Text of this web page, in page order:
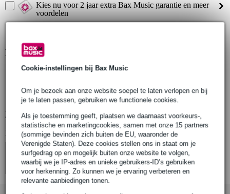
Cookie-instellingen bij Bax Music
Om je bezoek aan onze website soepel te laten verlopen en bij
je te laten passen, gebruiken we functionele cookies.
Als je toestemming geeft, plaatsen we daarnaast voorkeurs-,
statistische en marketingcookies, samen met onze 15 partners
(sommige bevinden zich buiten de EU, waaronder de
Verenigde Staten). Deze cookies stellen ons in staat om je
surfgedrag op en mogelijk buiten onze website te volgen,
waarbij we je IP-adres en unieke gebruikers-ID’s gebruiken
voor herkenning. Zo kunnen we je ervaring verbeteren en
relevante aanbiedingen tonen.
Kies nu voor 2 jaar extra Bax Music garantie en meer
voordelen
Productinformatie
Acus One Series Padded Bag
voorzien van twee handgrepen en een schouderriem
Bekijk alle productspecificaties
Bekijk ook eens (4)